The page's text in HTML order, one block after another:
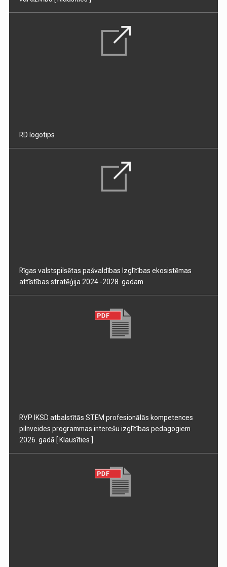
RD logotips
Rīgas valstspilsētas pašvaldības Izglītības ekosistēmas
attīstības stratēģija 2024.-2028. gadam
RVP IKSD atbalstītās STEM profesionālās kompetences
pilnveides programmas interešu izglītības pedagogiem
2026. gadā [ Klausīties ]